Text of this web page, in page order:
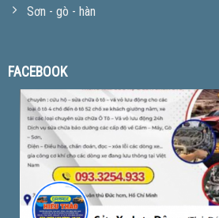
Sơn - gò - hàn
FACEBOOK